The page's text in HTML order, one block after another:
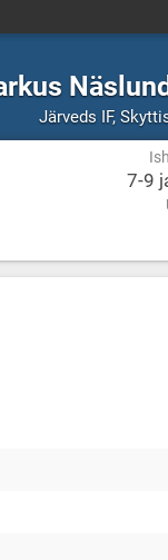
Järveds IF,
7-9